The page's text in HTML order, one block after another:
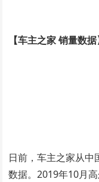
【车主之家 销量数据
日前，车主之家从
数据。2019年10月